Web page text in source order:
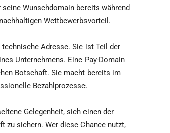
Wunschdomain bereits während
Wettbewerbsvorteil.
Adresse. Sie ist Teil der
Unternehmens. Eine Pay-Domain
Botschaft. Sie macht bereits im
Bezahlprozesse.
Gelegenheit, sich einen der
zu sichern. Wer diese Chance nutzt,